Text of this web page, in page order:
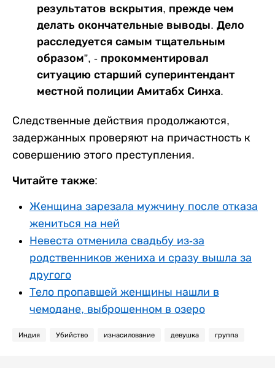
результатов вскрытия, прежде чем
делать окончательные выводы. Дело
расследуется самым тщательным
образом”, - прокомментировал
ситуацию старший суперинтендант
местной полиции Амитабх Синха.
Следственные действия продолжаются,
задержанных проверяют на причастность к
совершению этого преступления.
Читайте также:
Женщина зарезала мужчину после отказа
жениться на ней
Невеста отменила свадьбу из-за
родственников жениха и сразу вышла за
другого
Тело пропавшей женщины нашли в
чемодане, выброшенном в озеро
Индия Убийство изнасилование девушка группа